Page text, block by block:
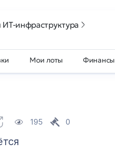
инфраструктура
Мои лоты Финансы
195 0